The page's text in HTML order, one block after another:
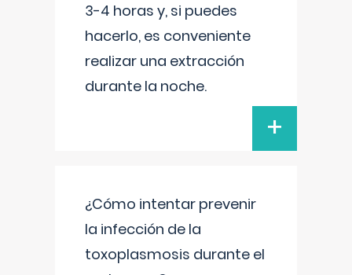
3-4 horas y, si puedes
hacerlo, es conveniente
realizar una extracción
durante la noche.
+
¿Cómo intentar prevenir
la infección de la
toxoplasmosis durante el